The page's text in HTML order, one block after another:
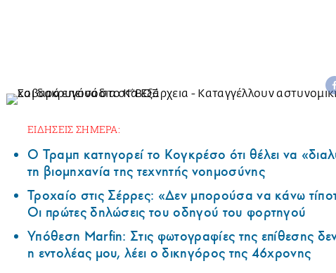
ΕΙΔΗΣΕΙΣ ΣΗΜΕΡΑ:
Ο Τραμπ κατηγορεί το Κογκρέσο ότι θέλει να
τη βιομηχανία της τεχνητής νοημοσύνης
Τροχαίο στις Σέρρες: «Δεν μπορούσα να κάνω
Οι πρώτες δηλώσεις του οδηγού του φορτηγού
Υπόθεση Marfin: Στις φωτογραφίες της επίθεσης δεν
η εντολέας μου, λέει ο δικηγόρος της 46χρονης